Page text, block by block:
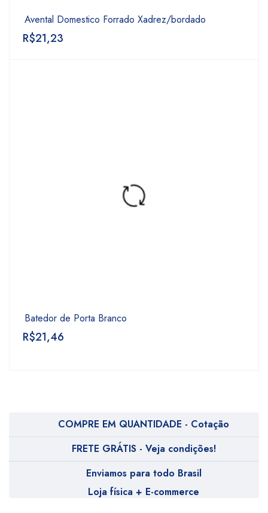
Avental Domestico Forrado Xadrez/bordado
R$21,23
Batedor de Porta Branco
R$21,46
COMPRE EM QUANTIDADE - Cotação
FRETE GRÁTIS - Veja condições!
Enviamos para todo Brasil
Loja física + E-commerce